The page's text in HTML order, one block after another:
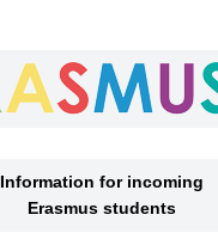
Information for incoming
Erasmus students